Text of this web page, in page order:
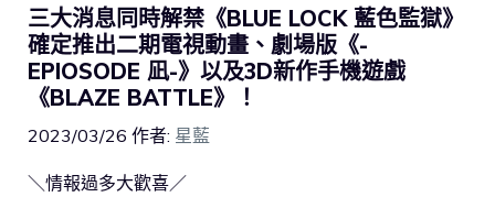
三大消息同時解禁《BLUE LOCK 藍色監獄》
確定推出二期電視動畫、劇場版《-
EPIOSODE 凪-》以及3D新作手機遊戲
《BLAZE BATTLE》！
2023/03/26 作者: 星藍
＼情報過多大歡喜／